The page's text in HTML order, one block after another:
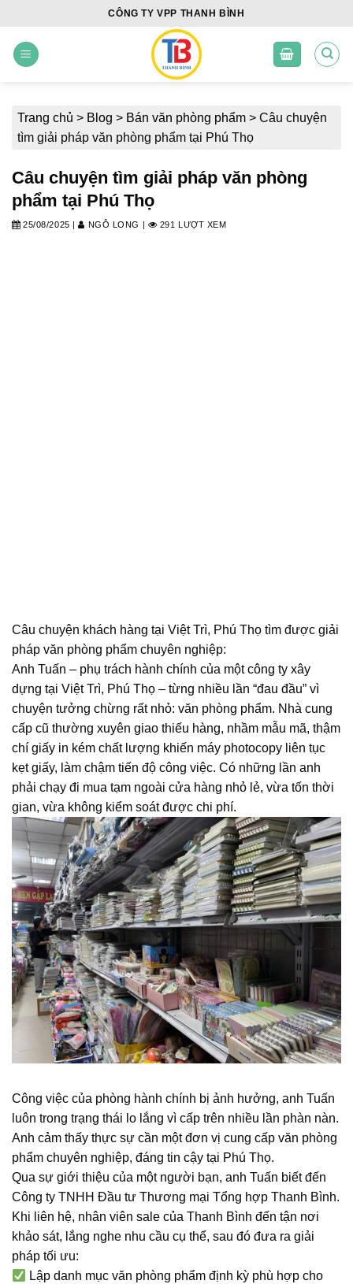
content
CÔNG TY VPP THANH BÌNH
Trang chủ > Blog > Bán văn phòng phẩm > Câu chuyện
tìm giải pháp văn phòng phẩm tại Phú Thọ
Câu chuyện tìm giải pháp văn phòng
phẩm tại Phú Thọ
25/08/2025 | NGÔ LONG | 291 LƯỢT XEM
Câu chuyện khách hàng tại Việt Trì, Phú Thọ tìm được giải
pháp văn phòng phẩm chuyên nghiệp:
Anh Tuấn – phụ trách hành chính của một công ty xây
dựng tại Việt Trì, Phú Thọ – từng nhiều lần “đau đầu” vì
chuyện tưởng chừng rất nhỏ: văn phòng phẩm. Nhà cung
cấp cũ thường xuyên giao thiếu hàng, nhầm mẫu mã, thậm
chí giấy in kém chất lượng khiến máy photocopy liên tục
kẹt giấy, làm chậm tiến độ công việc. Có những lần anh
phải chạy đi mua tạm ngoài cửa hàng nhỏ lẻ, vừa tốn thời
gian, vừa không kiểm soát được chi phí.
Công việc của phòng hành chính bị ảnh hưởng, anh Tuấn
luôn trong trạng thái lo lắng vì cấp trên nhiều lần phàn nàn.
Anh cảm thấy thực sự cần một đơn vị cung cấp văn phòng
phẩm chuyên nghiệp, đáng tin cậy tại Phú Thọ.
Qua sự giới thiệu của một người bạn, anh Tuấn biết đến
Công ty TNHH Đầu tư Thương mại Tổng hợp Thanh Bình.
Khi liên hệ, nhân viên sale của Thanh Bình đến tận nơi
khảo sát, lắng nghe nhu cầu cụ thể, sau đó đưa ra giải
pháp tối ưu:
Lập danh mục văn phòng phẩm định kỳ phù hợp cho